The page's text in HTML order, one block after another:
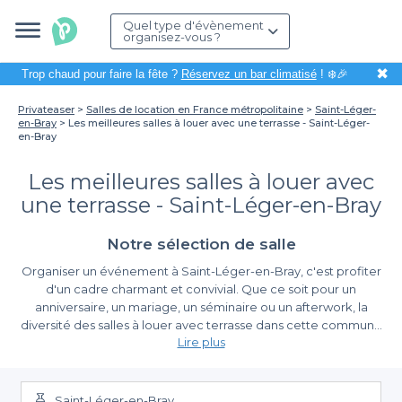
Quel type d'évènement
organisez-vous ?
Trop chaud pour faire la fête ? Réservez un bar climatisé! ❄️🎉 ✖
Privateaser Salles de location en France métropolitaine
Saint-Léger-
en-Bray
Les meilleures salles à louer avec une terrasse - Saint-Léger-
en-Bray
Les meilleures salles à louer avec
une terrasse - Saint-Léger-en-Bray
Notre sélection de salle
Organiser un événement à Saint-Léger-en-Bray, c'est profiter
d'un cadre charmant et convivial. Que ce soit pour un
anniversaire, un mariage, un séminaire ou un afterwork, la
diversité des salles à louer avec terrasse dans cette commune
vous permettra de créer une ambiance unique. Avec la
d'offrir à vos invités une expérience exceptionnelle, tout en
profitant du cadre idyllique de la région.
La simplicité de réservation avec Privateaser
Lire plus